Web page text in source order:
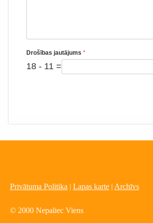
Drošības jautājums *
18 - 11 =
Privātuma Politika | Lapas karte | Archīvs
© 2000 Nepaliec Viens